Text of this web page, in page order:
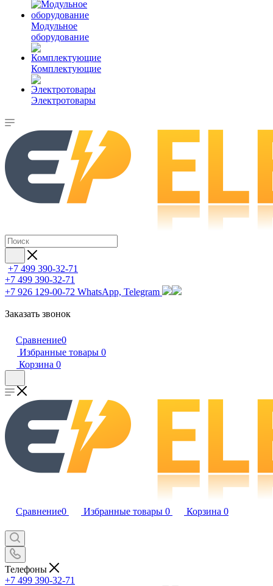
Модульное
оборудование
Комплектующие
Электротовары
+7 499 390-32-71
+7 499 390-32-71
+7 926 129-00-72 WhatsApp, Telegram
Заказать звонок
Сравнение0
Избранные товары 0
Корзина 0
Сравнение0 Избранные товары 0 Корзина 0
Телефоны
+7 499 390-32-71